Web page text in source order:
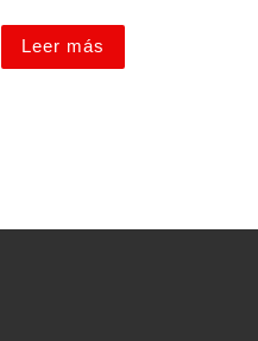
Leer más